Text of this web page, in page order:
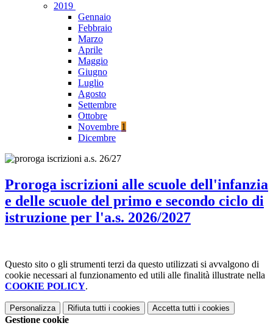
2019
Gennaio
Febbraio
Marzo
Aprile
Maggio
Giugno
Luglio
Agosto
Settembre
Ottobre
Novembre 1
Dicembre
Proroga iscrizioni alle scuole dell'infanzia
e delle scuole del primo e secondo ciclo di
istruzione per l'a.s. 2026/2027
Questo sito o gli strumenti terzi da questo utilizzati si avvalgono di
cookie necessari al funzionamento ed utili alle finalità illustrate nella
COOKIE POLICY.
Personalizza Rifiuta tutti i cookies Accetta tutti i cookies
Gestione cookie